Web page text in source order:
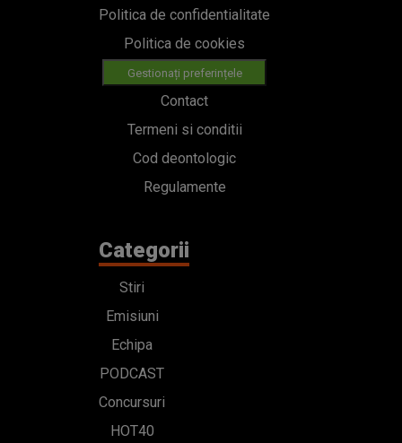
Politica de confidentialitate
Politica de cookies
Gestionați preferințele
Contact
Termeni si conditii
Cod deontologic
Regulamente
Categorii
Stiri
Emisiuni
Echipa
PODCAST
Concursuri
HOT40